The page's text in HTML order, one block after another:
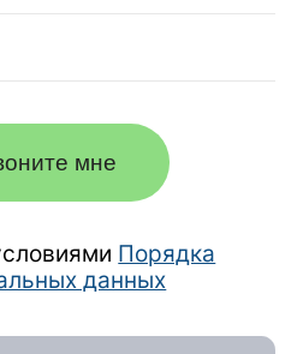
мне
Порядка
данных